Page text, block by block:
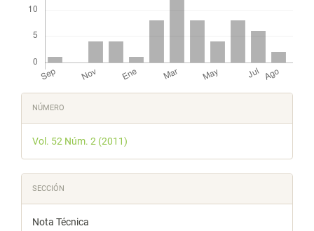
Detalles
del
artículo
NÚMERO
Vol. 52 Núm. 2 (2011)
SECCIÓN
Nota Técnica